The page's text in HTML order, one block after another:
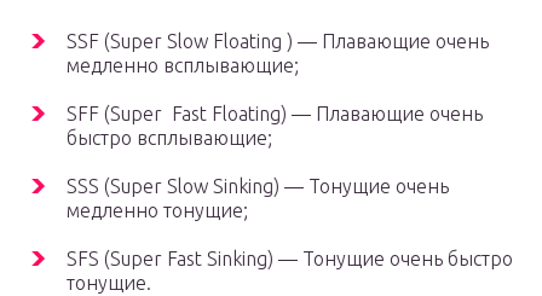
SSF (Super Slow Floating ) — Плавающие очень
медленно всплывающие;
SFF (Super Fast Floating) — Плавающие очень
быстро всплывающие;
SSS (Super Slow Sinking) — Тонущие очень
медленно тонущие;
SFS (Super Fast Sinking) — Тонущие очень быстро
тонущие.